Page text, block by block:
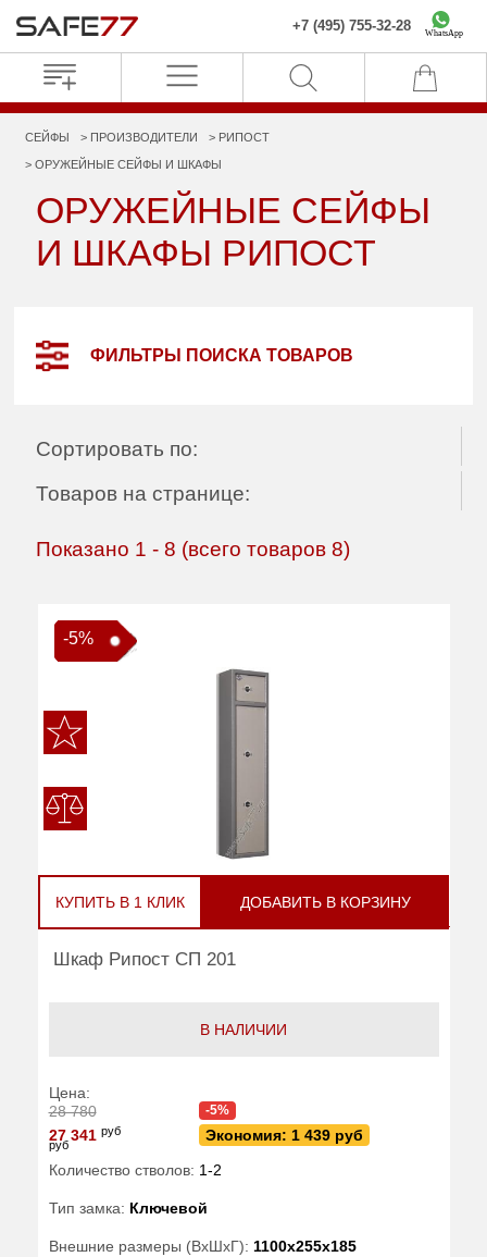
+7 (495) 755-32-28 WhatsApp
СЕЙФЫ ПРОИЗВОДИТЕЛИ РИПОСТ
ОРУЖЕЙНЫЕ СЕЙФЫ И ШКАФЫ
ОРУЖЕЙНЫЕ СЕЙФЫ
И ШКАФЫ РИПОСТ
ФИЛЬТРЫ ПОИСКА ТОВАРОВ
Сортировать по:
Товаров на странице:
Показано 1 -8 (всего товаров 8)
-5%
КУПИТЬ В 1 КЛИК ДОБАВИТЬ В КОРЗИНУ
Шкаф Рипост СП 201
В НАЛИЧИИ
Цена:
27 341 руб
28 780
руб
-5%
Экономия: 1 439 руб
Количество стволов: 1-2
Тип замка: Ключевой
Внешние размеры (ВхШхГ): 1100x255x185